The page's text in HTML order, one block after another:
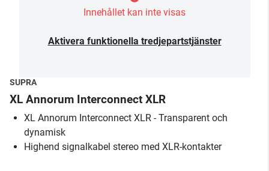
Innehållet kan inte visas
Aktivera funktionella tredjepartstjänster
SUPRA
XL Annorum Interconnect XLR
XL Annorum Interconnect XLR - Transparent och
dynamisk
Highend signalkabel stereo med XLR-kontakter